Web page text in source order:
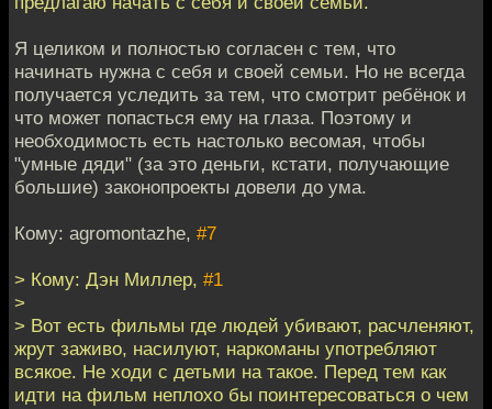
Я целиком и полностью согласен с тем, что
начинать нужна с себя и своей семьи. Но не всегда
получается уследить за тем, что смотрит ребёнок и
что может попасться ему на глаза. Поэтому и
необходимость есть настолько весомая, чтобы
"умные дяди" (за это деньги, кстати, получающие
большие) законопроекты довели до ума.
Кому: agromontazhe, #7
> Кому: Дэн Миллер, #1
>
> Вот есть фильмы где людей убивают, расчленяют,
жрут заживо, насилуют, наркоманы употребляют
всякое. Не ходи с детьми на такое. Перед тем как
идти на фильм неплохо бы поинтересоваться о чем